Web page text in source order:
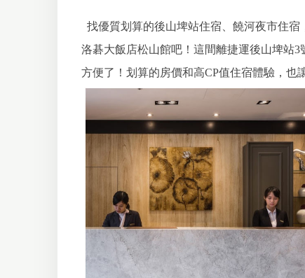
找優質划算的後山埤站住宿、饒河夜市住
洛碁大飯店松山館吧！這間離捷運後山埤站
方便了！划算的房價和高CP值住宿體驗，也